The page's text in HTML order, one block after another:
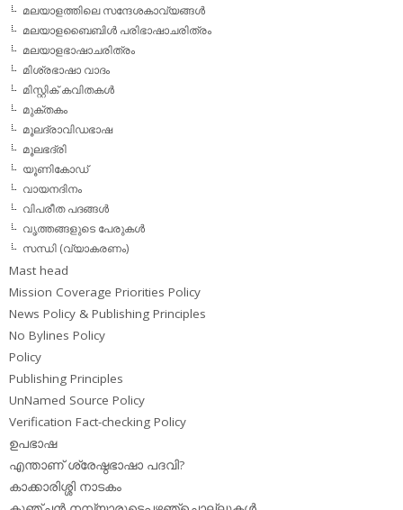
മലയാളത്തിലെ സന്ദേശകാവ്യങ്ങള്‍
മലയാളബൈബിള്‍ പരിഭാഷാചരിത്രം
മലയാളഭാഷാചരിത്രം
മിശ്രഭാഷാ വാദം
മിസ്റ്റിക് കവിതകള്‍
മുക്തകം
മൂലദ്രാവിഡഭാഷ
മൂലഭദ്രി
യൂണികോഡ്
വായനദിനം
വിപരീത പദങ്ങള്‍
വൃത്തങ്ങളുടെ പേരുകള്‍
സന്ധി (വ്യാകരണം)
Mast head
Mission Coverage Priorities Policy
News Policy & Publishing Principles
No Bylines Policy
Policy
Publishing Principles
UnNamed Source Policy
Verification Fact-checking Policy
ഉപഭാഷ
എന്താണ് ശ്രേഷ്ഠഭാഷാ പദവി?
കാക്കാരിശ്ശി നാടകം